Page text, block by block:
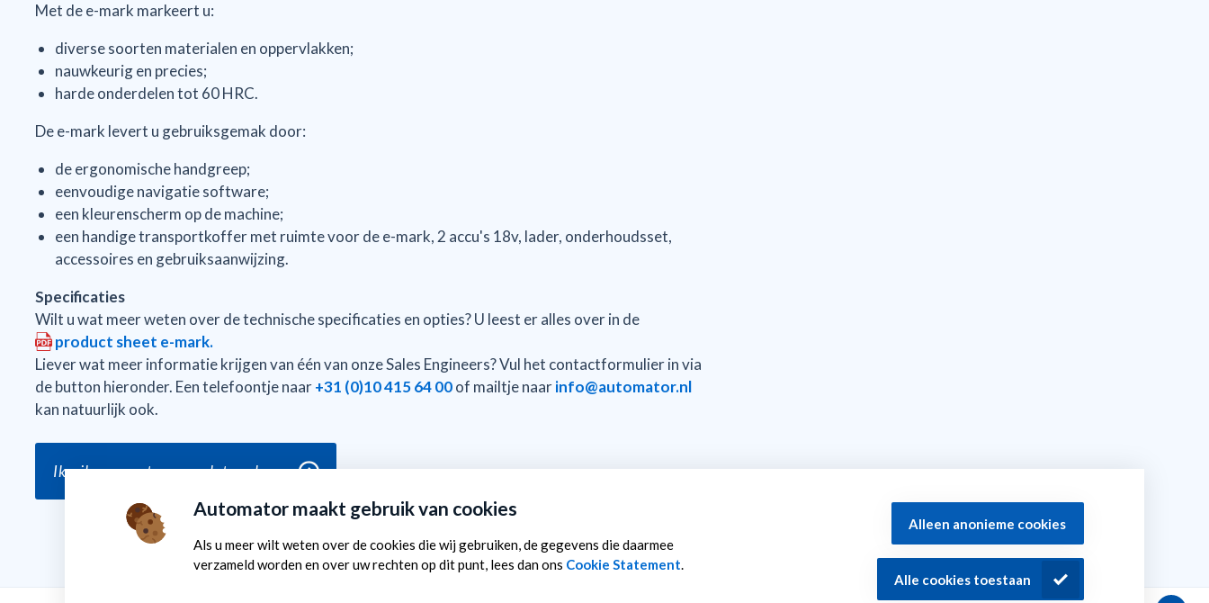
Automator maakt gebruik van cookies
Als u meer wilt weten over de cookies die wij gebruiken, de gegevens die daarmee
verzameld worden en over uw rechten op dit punt, lees dan ons Cookie Statement
Alleen anonieme cookies
Alle cookies toestaan
Met de e-mark markeert u:
diverse soorten materialen en oppervlakken;
nauwkeurig en precies;
harde onderdelen tot 60 HRC.
De e-mark levert u gebruiksgemak door:
de ergonomische handgreep;
eenvoudige navigatie software;
een kleurenscherm op de machine;
een handige transportkoffer met ruimte voor de e-mark, 2 accu's 18v, lader, onderhoudsset,
accessoires en gebruiksaanwijzing.
Specificaties
Wilt u wat meer weten over de technische specificaties en opties? U leest er alles over in de
product sheet e-mark.
Liever wat meer informatie krijgen van één van onze Sales Engineers? Vul het contactformulier in via
de button hieronder. Een telefoontje naar+31 (0)10 415 64 00of mailtje naarinfo@automator.nl
kan natuurlijk ook.
Ik wil meer weten over dotmarkeren